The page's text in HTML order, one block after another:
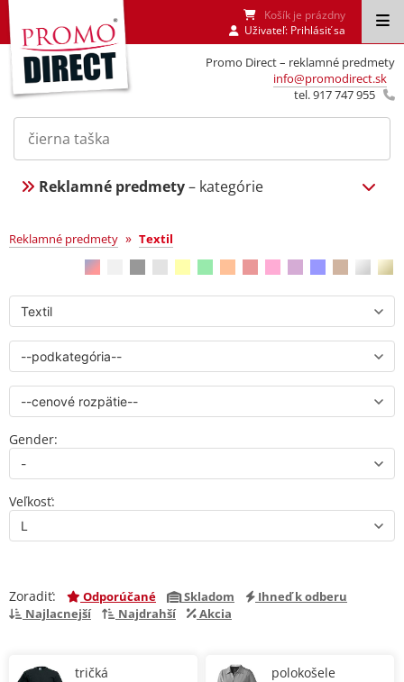
Promo Direct – reklamné predmety
info@promodirect.sk
tel. 917 747 955
Košík je prázdny
Uživateľ: Prihlásiť sa
Reklamné predmety– kategórie
Textil
Reklamné predmety » Textil
Gender:
Veľkosť:
Zoradiť: Odporúčané Skladom
Ihneď k odberu
Najlacnejší
Najdrahší Akcia
tričká polokošele